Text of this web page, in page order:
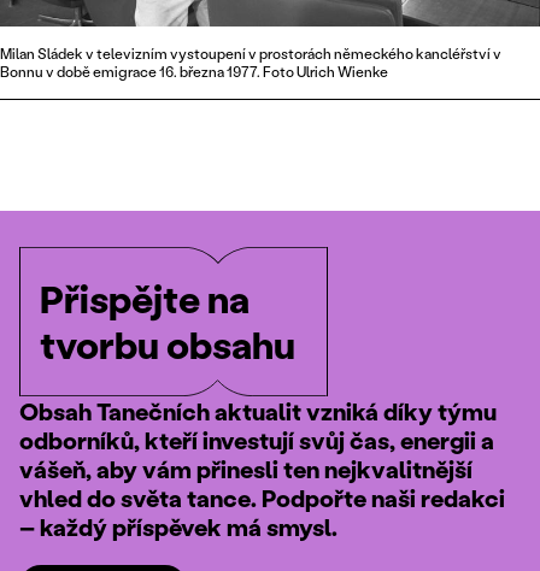
Milan Sládek v televizním vystoupení v prostorách německého kancléřství v
Bonnu v době emigrace 16. března 1977. Foto Ulrich Wienke
Přispějte na
tvorbu obsahu
Obsah Tanečních aktualit vzniká díky týmu
odborníků, kteří investují svůj čas, energii a
vášeň, aby vám přinesli ten nejkvalitnější
vhled do světa tance. Podpořte naši redakci
– každý příspěvek má smysl.